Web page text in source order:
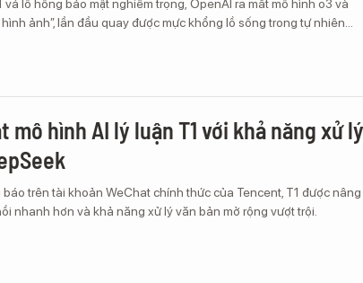
vá lỗ hổng bảo mật nghiêm trọng, OpenAI ra mắt mô hình o3 và
ảnh”, lần đầu quay được mực khổng lồ sống trong tự nhiên...
mô hình AI lý luận T1 với khả năng xử lý
trên tài khoản WeChat chính thức của Tencent, T1 được nâng
nhanh hơn và khả năng xử lý văn bản mở rộng vượt trội.